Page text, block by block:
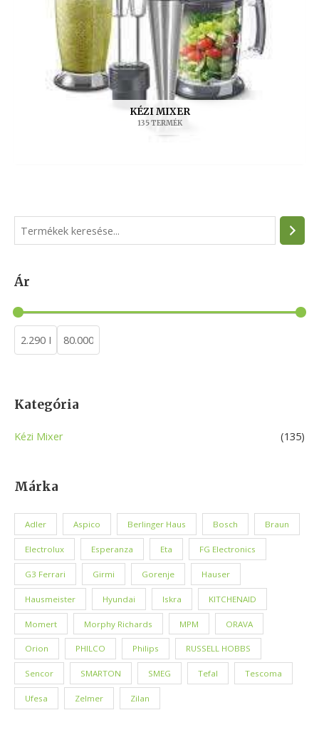
e
r
c
h
Ár
Kategória
Kézi Mixer (135)
Márka
Adler Aspico Berlinger Haus Bosch Braun
Electrolux Esperanza Eta FG Electronics
G3 Ferrari Girmi Gorenje Hauser
Hausmeister Hyundai Iskra KITCHENAID
Momert Morphy Richards MPM ORAVA
Orion PHILCO Philips RUSSELL HOBBS
Sencor SMARTON SMEG Tefal Tescoma
Ufesa Zelmer Zilan
KÉZI MIXER
135 TERMÉK